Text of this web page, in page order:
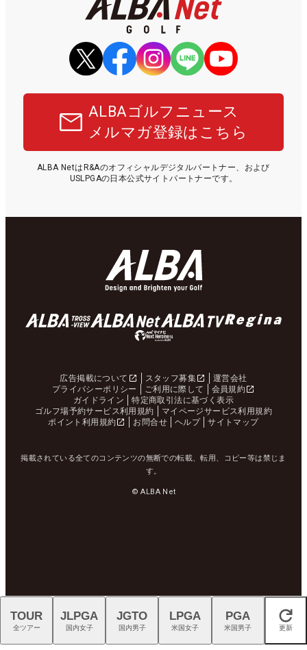
ALBAゴルフニュース
メルマガ登録はこちら
ALBA NetはR&Aのオフィシャルデジタルパートナー、および
USLPGAの日本公式サイトパートナーです。
広告掲載について スタッフ募集
運営会社
プライバシーポリシー
ご利用に際して
会員規約
ガイドライン
特定商取引法に基づく表示
ゴルフ場予約サービス利用規約
マイページサービス利用規約
ポイント利用規約
お問合せ ヘルプ サイトマップ
掲載されている全てのコンテンツの無断での転載、転用、コピー等は禁じま
す。
© ALBA Net
閉じる
TOUR
全ツアー
JLPGA
国内女子
JGTO
国内男子
LPGA
米国女子
PGA
米国男子 更新